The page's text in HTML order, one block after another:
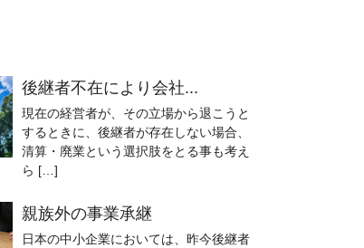
後継者不在により会社...
現在の経営者が、その立場から退こうと
するときに、後継者が存在しない場合、
清算・廃業という選択肢をとる事も考え
ら […]
親族外の事業承継
日本の中小企業においては、昨今後継者